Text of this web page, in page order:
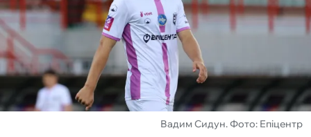
ФУТЗАЛ
ІНШІ
БУКМЕКЕРИ
Вадим Сидун. Фото: Епіцентр